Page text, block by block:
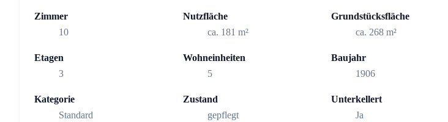
Zimmer
10
Nutzfläche
ca. 181 m²
Grundstücksfläche
ca. 268 m²
Etagen
3
Wohneinheiten
5
Baujahr
1906
Kategorie
Standard
Zustand
gepflegt
Unterkellert
Ja